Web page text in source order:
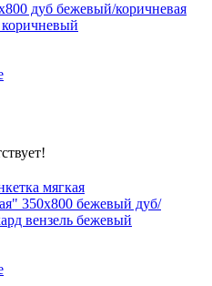
дуб бежевый/коричневая
коричневый
350х800 бежевый дуб/
вензель бежевый